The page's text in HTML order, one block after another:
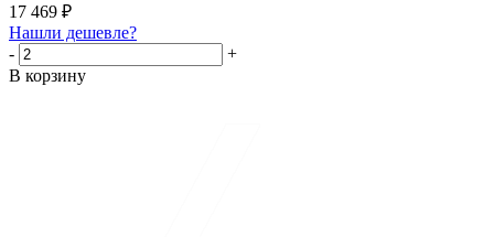
17 469 ₽
Нашли дешевле?
-
+
В корзину